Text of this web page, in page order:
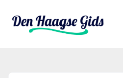
denhaagsegids.nl